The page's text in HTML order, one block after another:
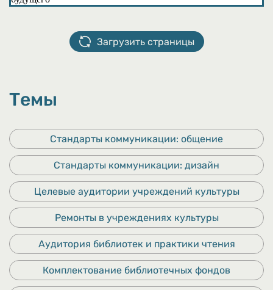
Загрузить страницы
Темы
Стандарты коммуникации: общение
Стандарты коммуникации: дизайн
Целевые аудитории учреждений культуры
Ремонты в учреждениях культуры
Аудитория библиотек и практики чтения
Комплектование библиотечных фондов